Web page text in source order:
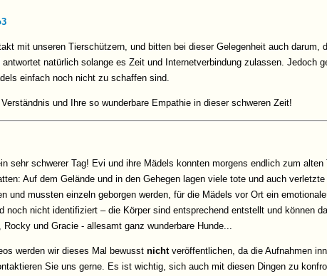
mit unseren Tierschützern, und bitten bei dieser Gelegenheit auch
natürlich solange es Zeit und Internetverbindung zulassen. Jedoch
einfach noch nicht zu schaffen sind.
und Ihre so wunderbare Empathie in dieser schweren Zeit!
sehr schwerer Tag! Evi und ihre Mädels konnten morgens endlich zum
Auf dem Gelände und in den Gehegen lagen viele tote und auch
und mussten einzeln geborgen werden, für die Mädels vor Ort ein
noch nicht identifiziert – die Körper sind entsprechend entstellt und können
und Gracie - allesamt ganz wunderbare Hunde...
werden wir dieses Mal bewusst nicht veröffentlichen, da die Aufnahmen
Sie uns gerne. Es ist wichtig, sich auch mit diesen Dingen zu